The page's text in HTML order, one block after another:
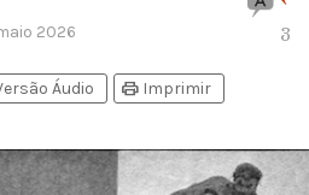
2026 3
Áudio print Imprimir